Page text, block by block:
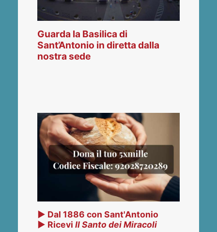
Guarda la Basilica di
Sant’Antonio in diretta dalla
nostra sede
▶ Dal 1886 con Sant'Antonio
▶ RiceviIl Santo dei Miracoli